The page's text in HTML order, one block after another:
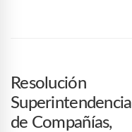
Resolución
Superintendencia
de Compañías,